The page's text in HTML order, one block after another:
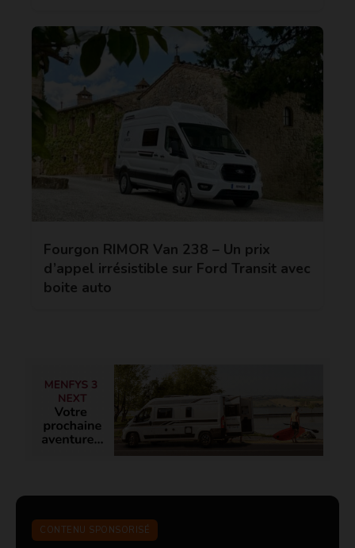
Fourgon RIMOR Van 238 – Un prix
d’appel irrésistible sur Ford Transit avec
boite auto
CONTENU SPONSORISÉ